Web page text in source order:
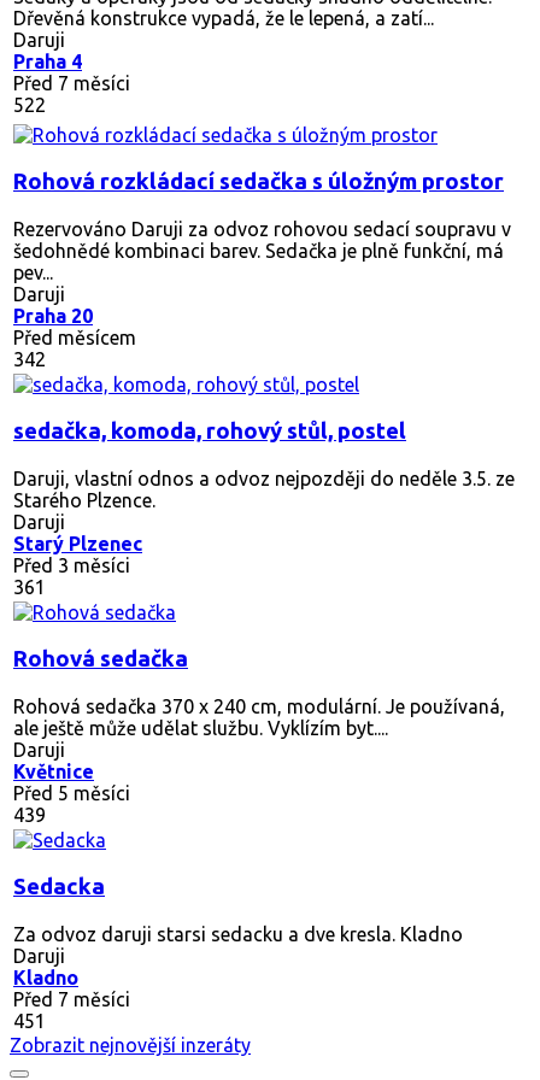
Dřevěná konstrukce vypadá, že le lepená, a zatí...
Daruji
Praha 4
Před 7 měsíci
522
Rohová rozkládací sedačka s úložným prostor
Rezervováno Daruji za odvoz rohovou sedací soupravu v
šedohnědé kombinaci barev. Sedačka je plně funkční, má
pev...
Daruji
Praha 20
Před měsícem
342
sedačka, komoda, rohový stůl, postel
Daruji, vlastní odnos a odvoz nejpozději do neděle 3.5. ze
Starého Plzence.
Daruji
Starý Plzenec
Před 3 měsíci
361
Rohová sedačka
Rohová sedačka 370 x 240 cm, modulární. Je používaná,
ale ještě může udělat službu. Vyklízím byt....
Daruji
Květnice
Před 5 měsíci
439
Sedacka
Za odvoz daruji starsi sedacku a dve kresla. Kladno
Daruji
Kladno
Před 7 měsíci
451
Zobrazit nejnovější inzeráty